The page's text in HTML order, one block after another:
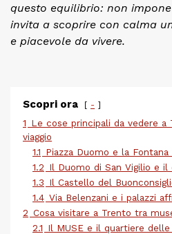
questo equilibrio: non
invita a scoprire con calma
e piacevole da vivere.
Scopri ora -
1 Le cose principali da vedere a
viaggio
1.1 Piazza Duomo e la
1.2 Il Duomo di San Vigilio e
1.3 Il Castello del
1.4 Via Belenzani e i palazzi
2 Cosa visitare a Trento tra
2.1 Il MUSE e il quartiere delle